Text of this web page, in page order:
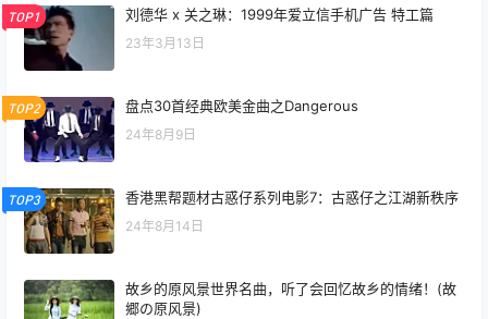
TOP1 刘德华 x 关之琳：1999年爱立信手机广告 特工篇
23年3月13日
TOP2 盘点30首经典欧美金曲之Dangerous
24年8月9日
TOP3 香港黑帮题材古惑仔系列电影7：古惑仔之江湖新秩序
24年8月14日
故乡的原风景世界名曲，听了会回忆故乡的情绪！(故
郷の原风景)